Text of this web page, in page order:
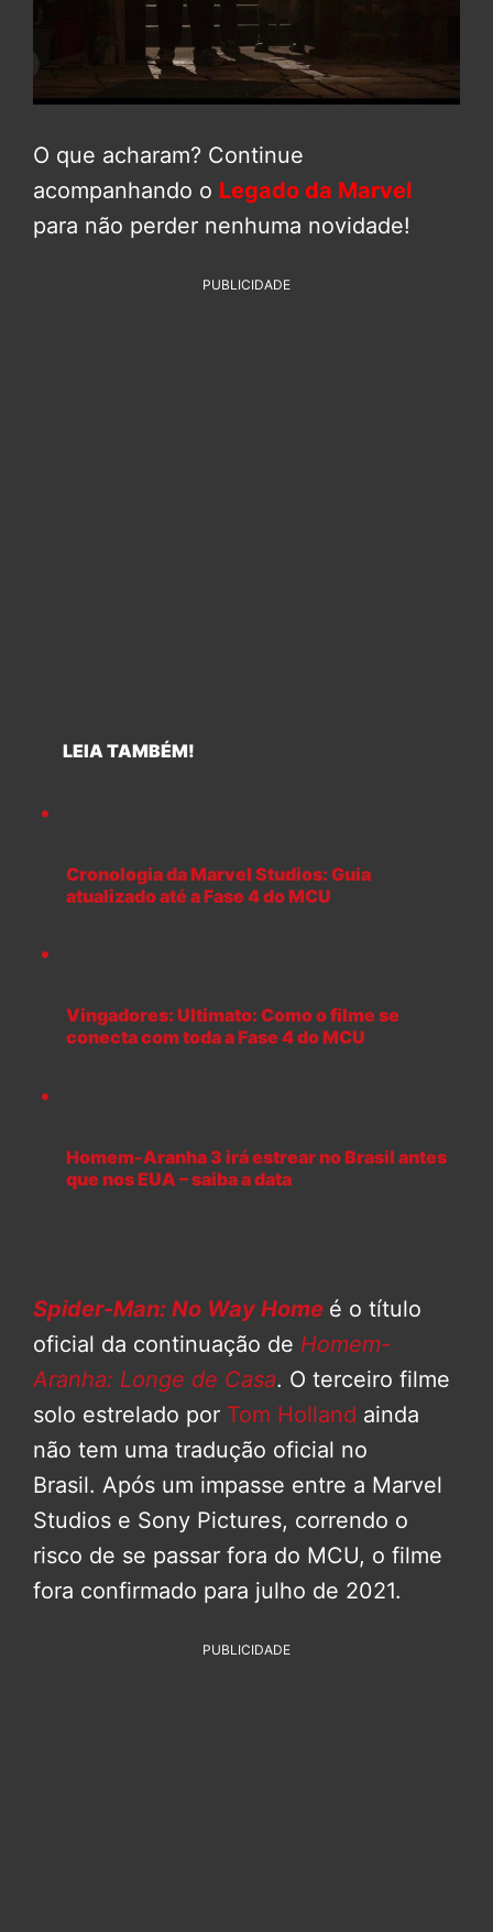
O que acharam? Continue
acompanhando o Legado da Marvel
para não perder nenhuma novidade!
PUBLICIDADE
LEIA TAMBÉM!
Cronologia da Marvel Studios: Guia
atualizado até a Fase 4 do MCU
Vingadores: Ultimato: Como o filme se
conecta com toda a Fase 4 do MCU
Homem-Aranha 3 irá estrear no Brasil antes
que nos EUA – saiba a data
Spider-Man: No Way Home é o título
oficial da continuação de Homem-
Aranha: Longe de Casa. O terceiro filme
solo estrelado por Tom Holland ainda
não tem uma tradução oficial no
Brasil. Após um impasse entre a Marvel
Studios e Sony Pictures, correndo o
risco de se passar fora do MCU, o filme
fora confirmado para julho de 2021.
PUBLICIDADE